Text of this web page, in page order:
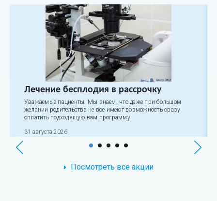
Лечение бесплодия в рассрочку
Уважаемые пациенты! Мы знаем, что даже при большом
желании родительства не все имеют возможность сразу
оплатить подходящую вам программу.
31 августа 2026
Посмотреть все акции